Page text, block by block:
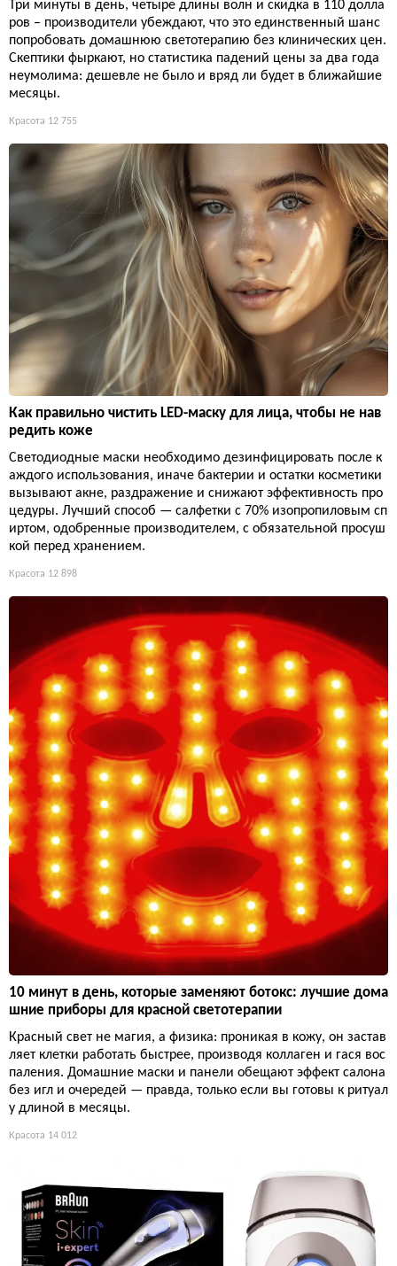
Три минуты в день, четыре длины волн и скидка в 110 долла
ров – производители убеждают, что это единственный шанс
попробовать домашнюю светотерапию без клинических цен.
Скептики фыркают, но статистика падений цены за два года
неумолима: дешевле не было и вряд ли будет в ближайшие
месяцы.
Красота 12 755
Как правильно чистить LED-маску для лица, чтобы не нав
редить коже
Светодиодные маски необходимо дезинфицировать после к
аждого использования, иначе бактерии и остатки косметики
вызывают акне, раздражение и снижают эффективность про
цедуры. Лучший способ — салфетки с 70% изопропиловым сп
иртом, одобренные производителем, с обязательной просуш
кой перед хранением.
Красота 12 898
10 минут в день, которые заменяют ботокс: лучшие дома
шние приборы для красной светотерапии
Красный свет не магия, а физика: проникая в кожу, он застав
ляет клетки работать быстрее, производя коллаген и гася вос
паления. Домашние маски и панели обещают эффект салона
без игл и очередей — правда, только если вы готовы к ритуал
у длиной в месяцы.
Красота 14 012